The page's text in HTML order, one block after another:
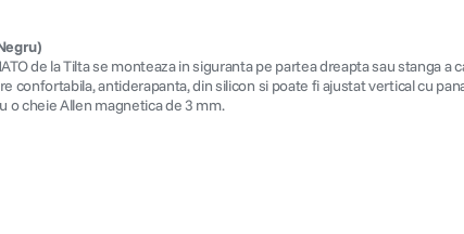
de la Tilta se monteaza in siguranta pe partea dreapta sau
confortabila, antiderapanta, din silicon si poate fi ajustat vertical cu
o cheie Allen magnetica de 3 mm.